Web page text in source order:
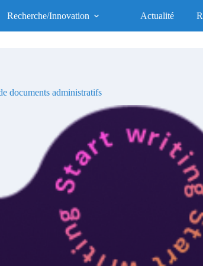
UFR des Sciences de la Santé
UFR d'Excellence, Socialement Responsable
Recherche/Innovation Actualité
documents administratifs